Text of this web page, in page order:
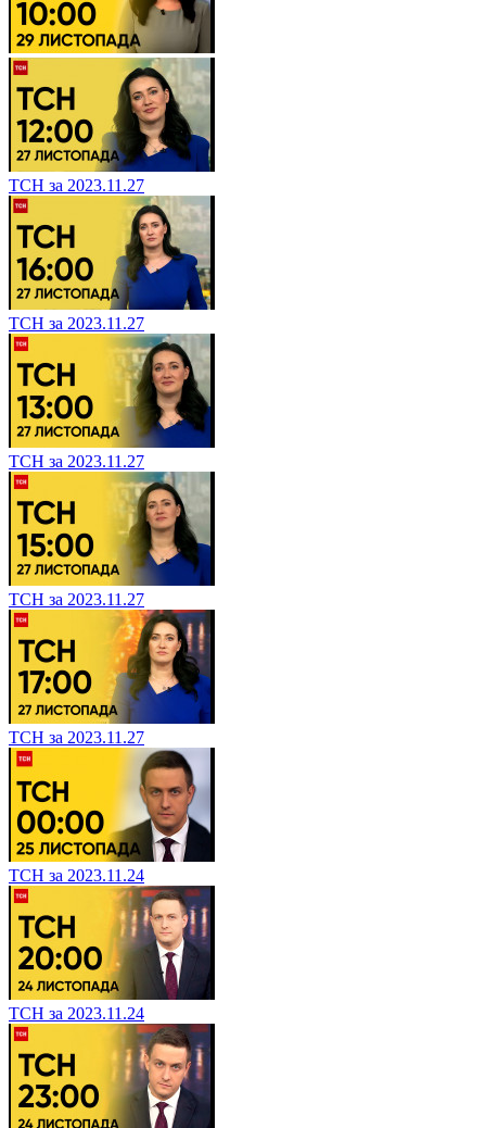
ТСН за 2023.11.27
ТСН за 2023.11.27
ТСН за 2023.11.27
ТСН за 2023.11.27
ТСН за 2023.11.27
ТСН за 2023.11.24
ТСН за 2023.11.24